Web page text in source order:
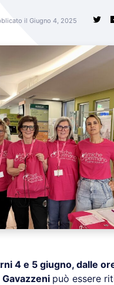
il Giugno 4, 2025
4 e 5 giugno, dalle
può essere